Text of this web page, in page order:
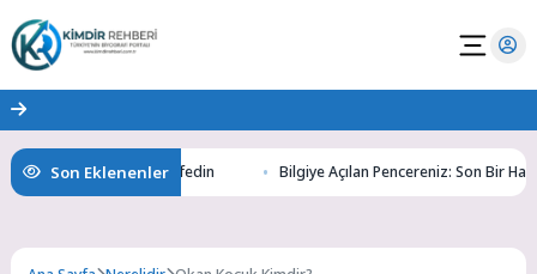
Son Eklenenler
Gizemlerini Keşfedin Bilgiye Açılan Pencereniz: Son Bir Haber